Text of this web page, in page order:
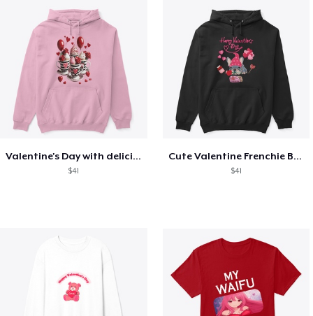
Valentine's Day with delicious food
$41
Cute Valentine Frenchie Bulldog
$41